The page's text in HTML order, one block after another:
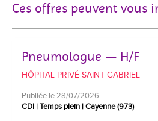
Ces offres peuvent vous
Pneumologue — H/F
HÔPITAL PRIVÉ SAINT GABRIEL
Publiée le 28/07/2026
CDI Temps plein Cayenne (973)